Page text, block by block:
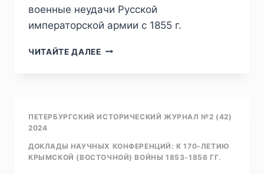
военные неудачи Русской
императорской армии с 1855 г.
ЧИТАЙТЕ ДАЛЕЕПИЖ
ГЛАВНОЕ
УПРАВЛЕНИЕ
ЦЕНЗУРЫ
ПЕТЕРБУРГСКИЙ ИСТОРИЧЕСКИЙ ЖУРНАЛ №2 (42)
2024
ДОКЛАДЫ НАУЧНЫХ КОНФЕРЕНЦИЙ: К 170-ЛЕТИЮ
КРЫМСКОЙ (ВОСТОЧНОЙ) ВОЙНЫ 1853-1856 ГГ.